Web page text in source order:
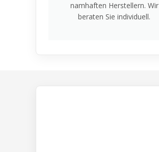
namhaften Herstellern. Wir
beraten Sie individuell.